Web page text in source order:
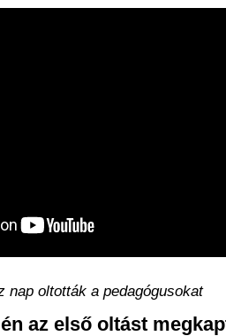
nap oltották a pedagógusokat
az első oltást